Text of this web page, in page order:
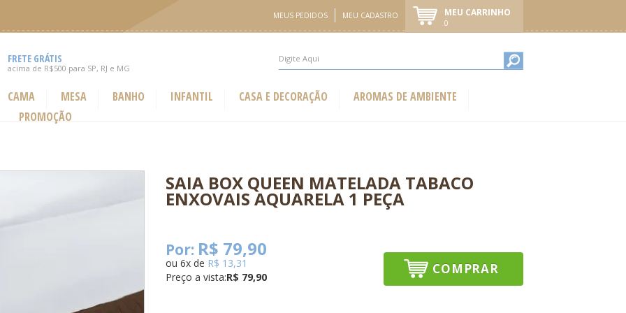
MEUS PEDIDOS MEU CADASTRO MEU CARRINHO
0
FRETE GRÁTIS
acima de R$500 para SP, RJ e MG
CAMA MESA BANHO INFANTIL CASA E DECORAÇÃO
AROMAS DE AMBIENTE
PROMOÇÃO
SAIA BOX QUEEN MATELADA TABACO
ENXOVAIS AQUARELA 1 PEÇA
Por: R$ 79,90
ou6x de R$ 13,31
Preço a vista:R$ 79,90
COMPRAR